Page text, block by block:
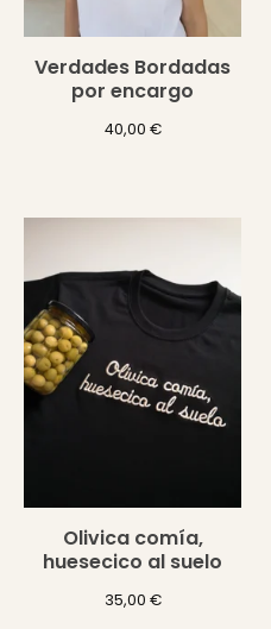
Verdades Bordadas
por encargo
40,00 €
Olivica comía,
huesecico al suelo
35,00 €